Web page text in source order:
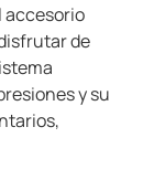
accesorio
de
y su